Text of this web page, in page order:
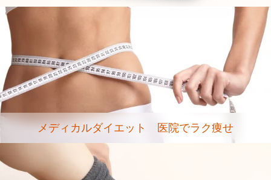
メディカルダイエット 医院でラク痩せ